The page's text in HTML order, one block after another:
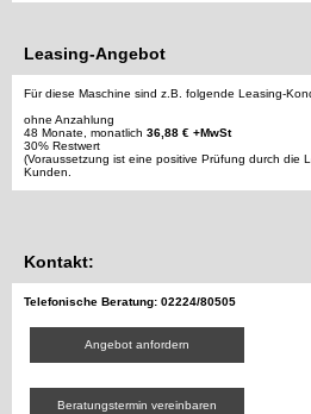
Leasing-Angebot
Für diese Maschine sind z.B. folgende Leasing-
ohne Anzahlung
48 Monate, monatlich 36,88 € +MwSt
30% Restwert
(Voraussetzung ist eine positive Prüfung durch die
Kunden.
Kontakt:
Telefonische Beratung: 02224/80505
Angebot anfordern
Beratungstermin vereinbaren